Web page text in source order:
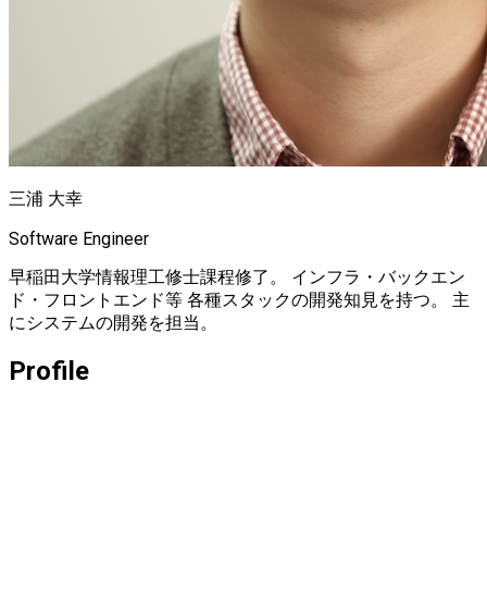
三浦 大幸
Software Engineer
早稲田大学情報理工修士課程修了。 インフラ・バックエン
ド・フロントエンド等 各種スタックの開発知見を持つ。 主
にシステムの開発を担当。
Profile